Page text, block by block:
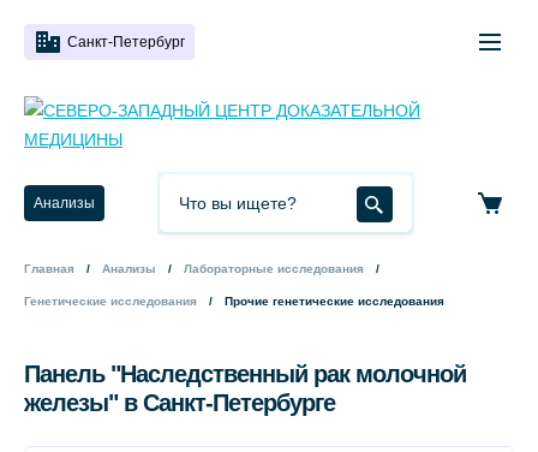
Санкт-Петербург
Анализы
Главная Анализы Лабораторные исследования
Генетические исследования Прочие генетические исследования
Панель "Наследственный рак молочной
железы" в Санкт-Петербурге